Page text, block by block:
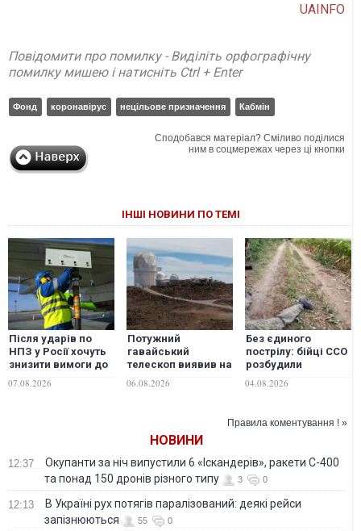
UAINFO
Повідомити про помилку - Виділіть орфографічну
помилку мишею і натисніть Ctrl + Enter
Фонд коронавірус нецільове призначення Кабмін
Сподобався матеріал? Сміливо поділися
ним в соцмережах через ці кнопки
ІНШІ НОВИНИ ПО ТЕМІ
Після ударів по
НПЗ у Росії хочуть
знизити вимоги до
якості
авіапального —
07.08.2026
Потужний
гавайський
телескоп виявив на
Сонці те, чого
раніше не бачив
06.08.2026
Без єдиного
пострілу: бійці ССО
розбудили
окупантів у
схованках і взяли в
04.08.2026
Правила коментування ! »
НОВИНИ
12:37
Окупанти за ніч випустили 6 «Іскандерів», ракети С-400
та понад 150 дронів різного типу
3 0
12:13
В Україні рух потягів паралізований: деякі рейси
запізнюються
55 0